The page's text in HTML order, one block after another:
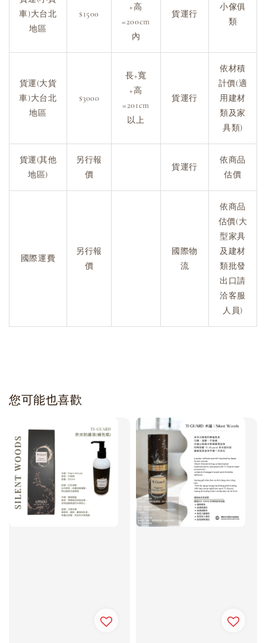
車)大台北
地區
$1500
+高
=200cm
內
貨運行
小傢俱
類
貨運(大貨
車)大台北
地區
$3000
長+寬
+高
=201cm
以上
貨運行
依材積
計價(適
用建材
類及家
具類)
貨運(其他
地區)
另行報
價
貨運行
依商品
估價
國際運費
另行報
價
國際物
流
依商品
估價(大
型家具
及建材
類批發
出口請
洽客服
人員)
您可能也喜歡